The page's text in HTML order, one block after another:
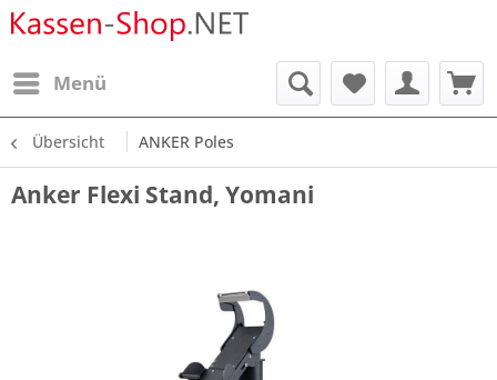
Menü
Übersicht ANKER Poles
Anker Flexi Stand, Yomani